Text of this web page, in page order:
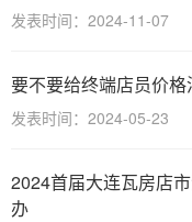
发表时间：2024-11-07
要不要给终端店员价格
发表时间：2024-05-23
2024首届大连瓦房店
办